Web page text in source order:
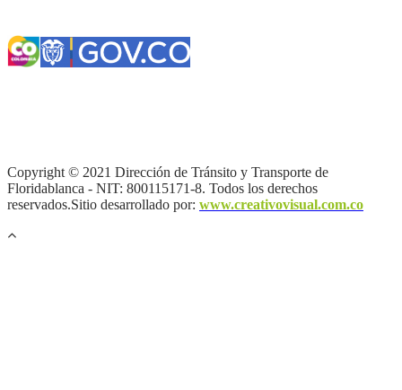
Copyright © 2021 Dirección de Tránsito y Transporte de
Floridablanca - NIT: 800115171-8. Todos los derechos
reservados.Sitio desarrollado por: www.creativovisual.com.co